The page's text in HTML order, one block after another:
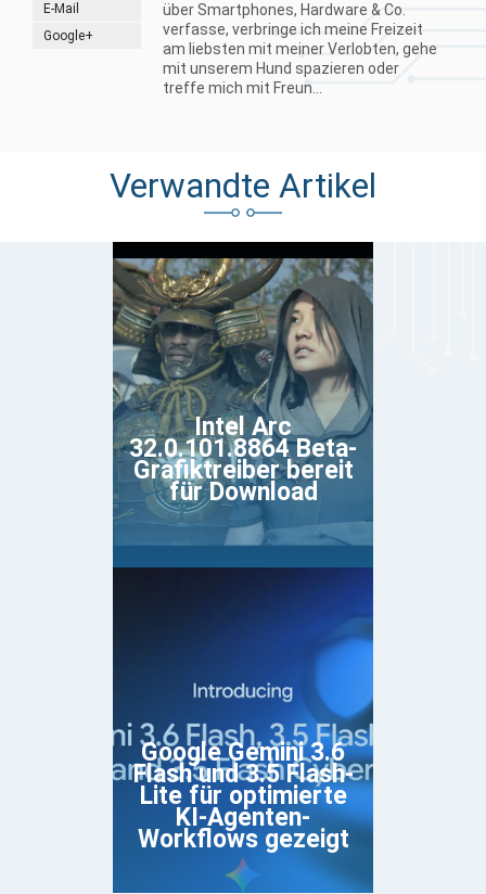
E-Mail
Google+
über Smartphones, Hardware & Co.
verfasse, verbringe ich meine Freizeit
am liebsten mit meiner Verlobten, gehe
mit unserem Hund spazieren oder
treffe mich mit Freun...
Verwandte Artikel
Intel Arc
32.0.101.8864 Beta-
Grafiktreiber bereit
für Download
Google Gemini 3.6
Flash und 3.5 Flash-
Lite für optimierte
KI-Agenten-
Workflows gezeigt